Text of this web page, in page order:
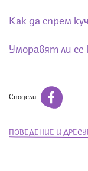
Как да спрем
Уморавят ли
Сподели
ПОВЕДЕНИЕ И